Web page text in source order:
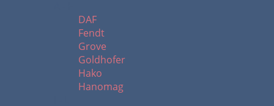
DAF
Fendt
Grove
Goldhofer
Hako
Hanomag